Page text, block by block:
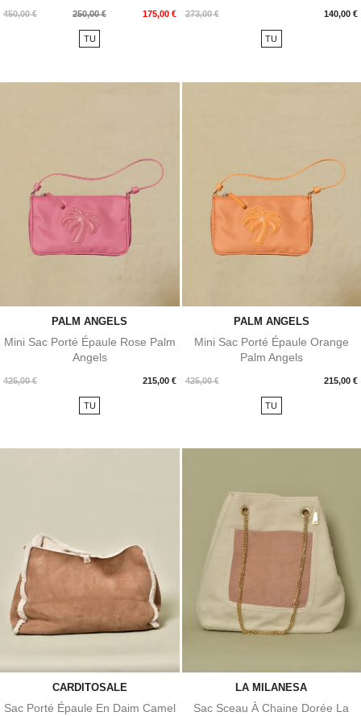
450,00 €
Prix
250,00 € 175,00 €
Prix
TU
273,00 € 140,00 €
Prix
TU
PALM ANGELS
Mini Sac Porté Épaule Rose Palm
Angels
425,00 € 215,00 €
Prix
TU
PALM ANGELS
Mini Sac Porté Épaule Orange
Palm Angels
425,00 € 215,00 €
Prix
TU
CARDITOSALE
Sac Porté Épaule En Daim Camel
LA MILANESA
Sac Sceau À Chaine Dorée La